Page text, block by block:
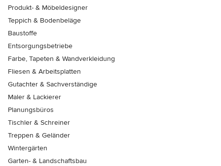
Produkt- & Möbeldesigner
Teppich & Bodenbeläge
Baustoffe
Entsorgungsbetriebe
Farbe, Tapeten & Wandverkleidung
Fliesen & Arbeitsplatten
Gutachter & Sachverständige
Maler & Lackierer
Planungsbüros
Tischler & Schreiner
Treppen & Geländer
Wintergärten
Garten- & Landschaftsbau